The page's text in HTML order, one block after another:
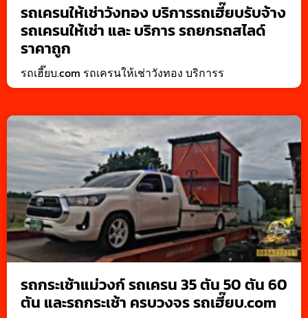
รถเครนให้เช่าวังทอง บริการรถเฮี๊ยบรับจ้าง
รถเครนให้เช่า และ บริการ รถยกรถสไลด์
ราคาถูก
รถเฮี๊ยบ.com รถเครนให้เช่าวังทอง บริการร
รถกระเช้าแม่วงก์ รถเครน 35 ตัน 50 ตัน 60
ตัน และรถกระเช้า ครบวงจร รถเฮี๊ยบ.com